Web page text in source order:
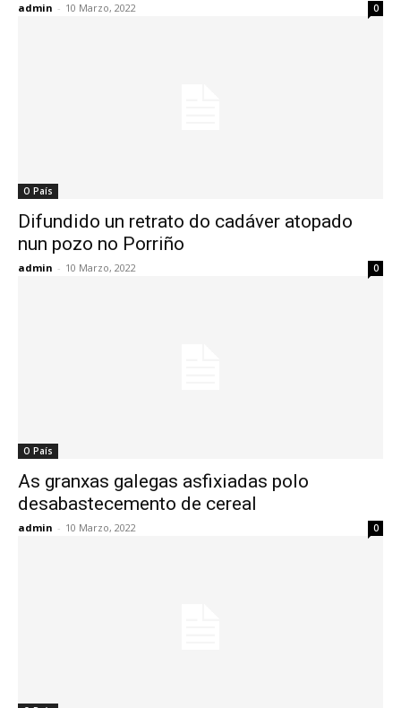
admin - 10 Marzo, 2022 0
O País
Difundido un retrato do cadáver atopado
nun pozo no Porriño
admin - 10 Marzo, 2022 0
O País
As granxas galegas asfixiadas polo
desabastecemento de cereal
admin - 10 Marzo, 2022 0